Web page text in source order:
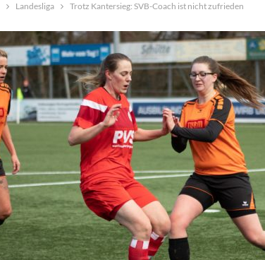
Landesliga Trotz Kantersieg: SVB-Coach ist nicht zufrieden